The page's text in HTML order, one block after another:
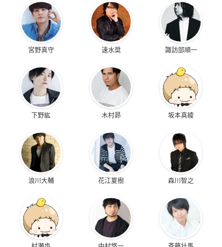
宮野真守 速水奨 諏訪部順一
下野紘 木村昴 坂本真綾
浪川大輔 花江夏樹 森川智之